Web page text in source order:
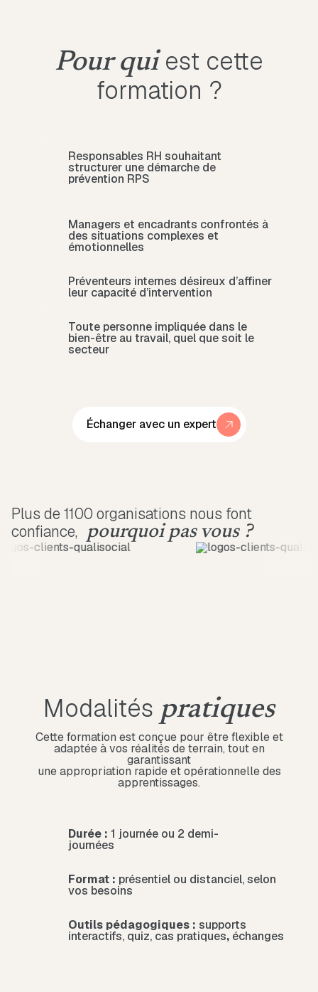
Pour quiest cette
formation ?
Responsables RH souhaitant
structurer une démarche de
prévention RPS
Managers et encadrants confrontés à
des situations complexes et
émotionnelles
Préventeurs internes désireux d’affiner
leur capacité d’intervention
Toute personne impliquée dans le
bien-être au travail, quel que soit le
secteur
Échanger avec un expert
Plus de 1100 organisations nous font
confiance, pourquoi pas vous ?
Modalités pratiques
Cette formation est conçue pour être flexible et
adaptée à vos réalités de terrain, tout en
garantissant
une appropriation rapide et opérationnelle des
apprentissages.
Durée : 1 journée ou 2 demi-
journées
Format : présentiel ou distanciel, selon
vos besoins
Outils pédagogiques : supports
interactifs, quiz, cas pratiques, échanges